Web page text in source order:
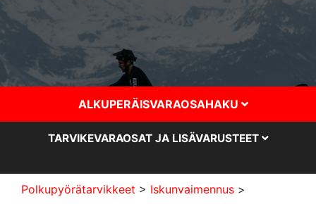
ALKUPERÄISVARAOSAHAKU
TARVIKEVARAOSAT JA LISÄVARUSTEET
Polkupyörätarvikkeet > Iskunvaimennus >